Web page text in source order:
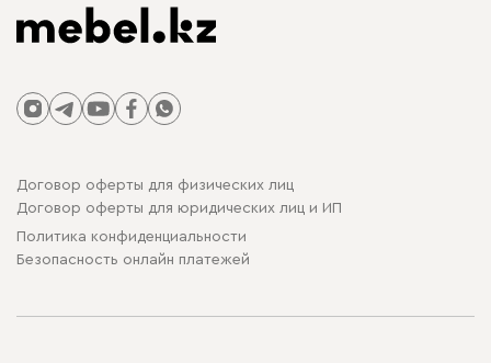
Договор оферты для физических лиц
Договор оферты для юридических лиц и ИП
Политика конфиденциальности
Безопасность онлайн платежей